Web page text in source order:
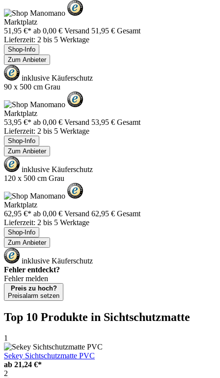
Marktplatz
51,95 €* ab 0,00 € Versand 51,95 € Gesamt
Lieferzeit: 2 bis 5 Werktage
Shop-Info
Zum Anbieter
inklusive Käuferschutz
90 x 500 cm Grau
Marktplatz
53,95 €* ab 0,00 € Versand 53,95 € Gesamt
Lieferzeit: 2 bis 5 Werktage
Shop-Info
Zum Anbieter
inklusive Käuferschutz
120 x 500 cm Grau
Marktplatz
62,95 €* ab 0,00 € Versand 62,95 € Gesamt
Lieferzeit: 2 bis 5 Werktage
Shop-Info
Zum Anbieter
inklusive Käuferschutz
Fehler entdeckt?
Fehler melden
Preis zu hoch?
Preisalarm setzen
Top 10 Produkte in Sichtschutzmatte
1
Sekey Sichtschutzmatte PVC
ab 21,24 €*
2